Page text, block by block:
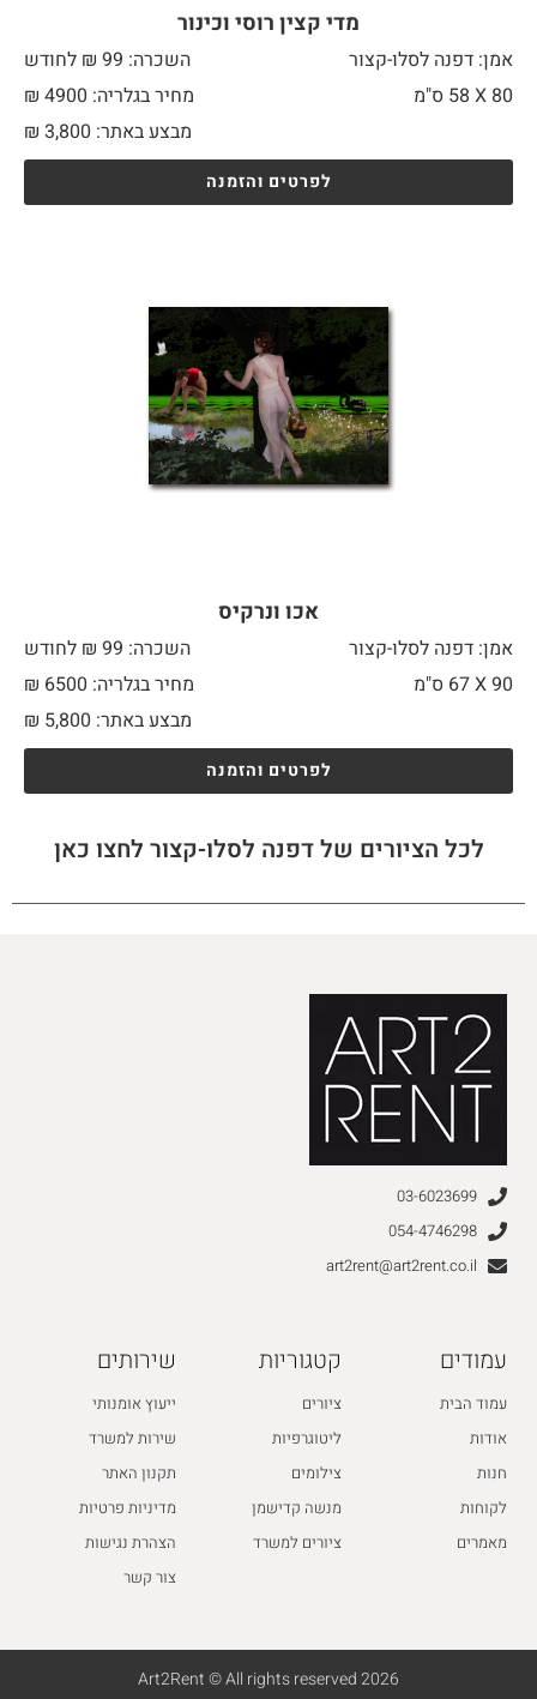
מדי קצין רוסי וכינור
אמן: דפנה לסלו-קצור
השכרה: 99 ₪ לחודש
80 X
מחיר בגלריה: 4900 ₪
מבצע באתר:
₪ 3,800
לפרטים והזמנה
אכו ונרקיס
אמן: דפנה לסלו-קצור
השכרה: 99 ₪ לחודש
90 X
מחיר בגלריה: 6500 ₪
מבצע באתר:
₪ 5,800
לפרטים והזמנה
לכל הציורים של דפנה לסלו-קצור לחצו כאן
03-6023699
054-4746298
art2rent@art2rent.co.il
עמודים
עמוד הבית
אודות
חנות
לקוחות
מאמרים
קטגוריות
ציורים
ליטוגרפיות
צילומים
מנשה קדישמן
ציורים למשרד
שירותים
ייעוץ אומנותי
שירות למשרד
תקנון האתר
מדיניות פרטיות
הצהרת נגישות
צור קשר
2026 Art2Rent © All rights reserved